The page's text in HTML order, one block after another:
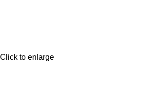
Click to enlarge